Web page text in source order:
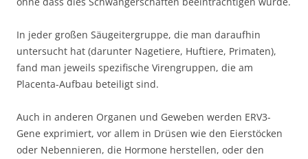
In jeder großen Säugeitergruppe, die man daraufhin
untersucht hat (darunter Nagetiere, Huftiere, Primaten),
fand man jeweils spezifische Virengruppen, die am
Placenta-Aufbau beteiligt sind.
Auch in anderen Organen und Geweben werden ERV3-
Gene exprimiert, vor allem in Drüsen wie den Eierstöcken
oder Nebennieren, die Hormone herstellen, oder den